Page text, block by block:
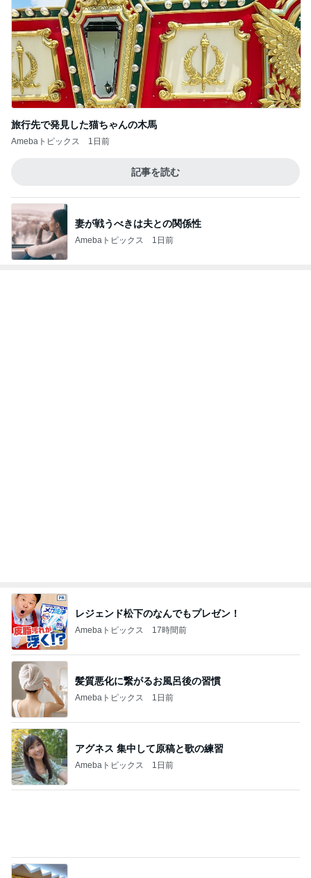
旅行先で発見した猫ちゃんの木馬
Amebaトピックス 1日前
記事を読む
妻が戦うべきは夫との関係性
Amebaトピックス 1日前
レジェンド松下のなんでもプレゼン！
Amebaトピックス 17時間前
髪質悪化に繋がるお風呂後の習慣
Amebaトピックス 1日前
アグネス 集中して原稿と歌の練習
Amebaトピックス 1日前